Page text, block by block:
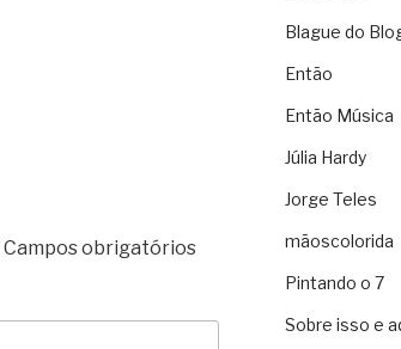
Campos obrigatórios
Blague do
Então
Então Música
Júlia Hardy
Jorge Teles
mãoscolorida
Pintando o 7
Sobre isso e